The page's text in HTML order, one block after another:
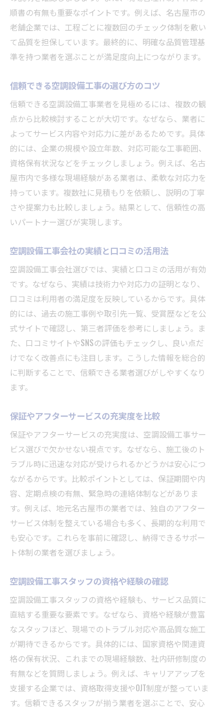
順書の有無も重要なポイントです。例えば、名古屋市の
老舗企業では、工程ごとに複数回のチェック体制を敷い
て品質を担保しています。最終的に、明確な品質管理基
準を持つ業者を選ぶことが満足度向上につながります。
信頼できる空調設備工事の選び方のコツ
信頼できる空調設備工事業者を見極めるには、複数の観
点から比較検討することが大切です。なぜなら、業者に
よってサービス内容や対応力に差があるためです。具体
的には、企業の規模や設立年数、対応可能な工事範囲、
資格保有状況などをチェックしましょう。例えば、名古
屋市内で多様な現場経験がある業者は、柔軟な対応力を
持っています。複数社に見積もりを依頼し、説明の丁寧
さや提案力も比較しましょう。結果として、信頼性の高
いパートナー選びが実現します。
空調設備工事会社の実績と口コミの活用法
空調設備工事会社選びでは、実績と口コミの活用が有効
です。なぜなら、実績は技術力や対応力の証明となり、
口コミは利用者の満足度を反映しているからです。具体
的には、過去の施工事例や取引先一覧、受賞歴などを公
式サイトで確認し、第三者評価を参考にしましょう。ま
た、口コミサイトやSNSの評価もチェックし、良い点だ
けでなく改善点にも注目します。こうした情報を総合的
に判断することで、信頼できる業者選びがしやすくなり
ます。
保証やアフターサービスの充実度を比較
保証やアフターサービスの充実度は、空調設備工事サー
ビス選びで欠かせない視点です。なぜなら、施工後のト
ラブル時に迅速な対応が受けられるかどうかは安心につ
ながるからです。比較ポイントとしては、保証期間や内
容、定期点検の有無、緊急時の連絡体制などがありま
す。例えば、地元名古屋市の業者では、独自のアフター
サービス体制を整えている場合も多く、長期的な利用で
も安心です。これらを事前に確認し、納得できるサポー
ト体制の業者を選びましょう。
空調設備工事スタッフの資格や経験の確認
空調設備工事スタッフの資格や経験も、サービス品質に
直結する重要な要素です。なぜなら、資格や経験が豊富
なスタッフほど、現場でのトラブル対応や高品質な施工
が期待できるからです。具体的には、国家資格や関連資
格の保有状況、これまでの現場経験数、社内研修制度の
有無などを質問しましょう。例えば、キャリアアップを
支援する企業では、資格取得支援やOJT制度が整っていま
す。信頼できるスタッフが揃う業者を選ぶことで、安心